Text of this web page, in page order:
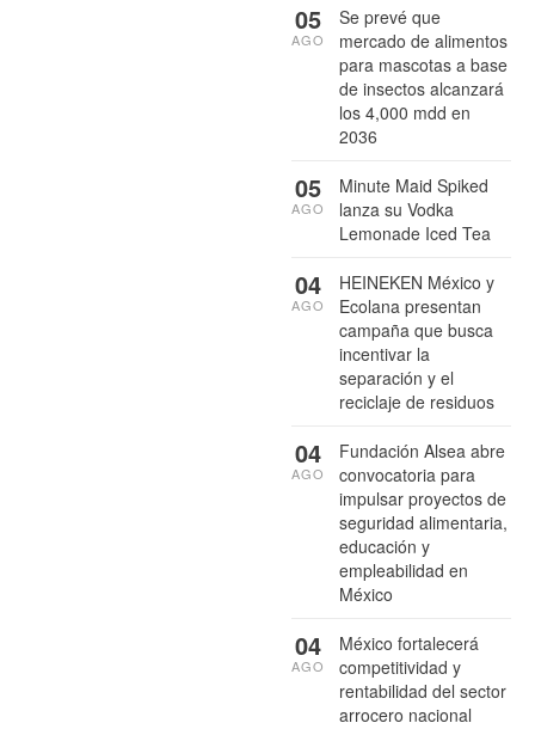
Se prevé que
mercado de alimentos
para mascotas a base
de insectos alcanzará
los 4,000 mdd en
2036
05
AGO
Minute Maid Spiked
lanza su Vodka
Lemonade Iced Tea
05
AGO
HEINEKEN México y
Ecolana presentan
campaña que busca
incentivar la
separación y el
reciclaje de residuos
04
AGO
Fundación Alsea abre
convocatoria para
impulsar proyectos de
seguridad alimentaria,
educación y
empleabilidad en
México
04
AGO
México fortalecerá
competitividad y
rentabilidad del sector
arrocero nacional
04
AGO